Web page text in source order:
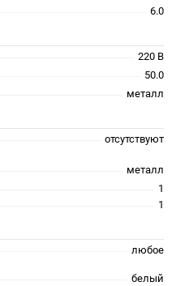
6.0
220 В
50.0
металл
отсутствуют
металл
1
1
любое
белый